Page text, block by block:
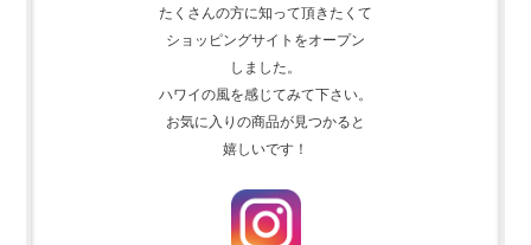
たくさんの方に知って頂きたくて
ショッピングサイトをオープン
しました。
ハワイの風を感じてみて下さい。
お気に入りの商品が見つかると
嬉しいです！